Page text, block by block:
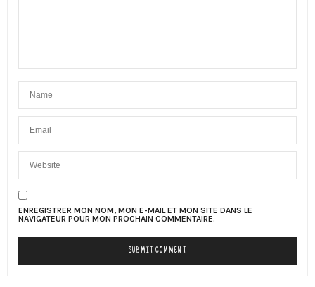
ENREGISTRER MON NOM, MON E-MAIL ET MON SITE DANS LE
NAVIGATEUR POUR MON PROCHAIN COMMENTAIRE.